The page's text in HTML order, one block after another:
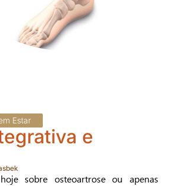
Estar
e
sobre osteoartrose ou apenas